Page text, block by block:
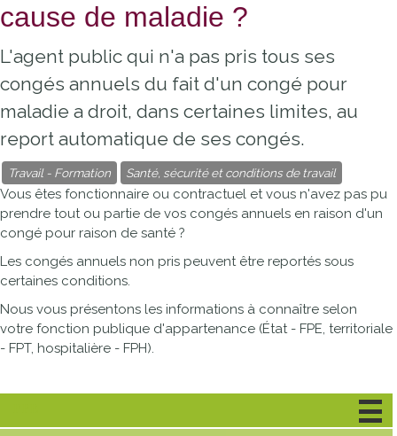
cause de maladie ?
L'agent public qui n'a pas pris tous ses
congés annuels du fait d'un congé pour
maladie a droit, dans certaines limites, au
report automatique de ses congés.
Travail - Formation Santé, sécurité et conditions de travail
Vous êtes fonctionnaire ou contractuel et vous n'avez pas pu
prendre tout ou partie de vos congés annuels en raison d'un
congé pour raison de santé ?
Les congés annuels non pris peuvent être reportés sous
certaines conditions.
Nous vous présentons les informations à connaître selon
votre fonction publique d'appartenance (État - FPE, territoriale
- FPT, hospitalière - FPH).